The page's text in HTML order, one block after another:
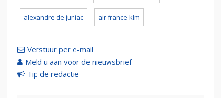
alexandre de juniac air france-klm
Verstuur per e-mail
Meld u aan voor de nieuwsbrief
Tip de redactie